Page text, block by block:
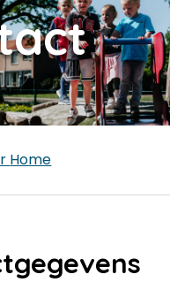
Laden...
Home